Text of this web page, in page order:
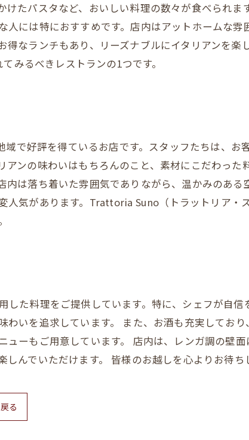
たパスタなど、おいしい料理の数々が食べられま
には特におすすめです。店内はアットホームな雰
なランチもあり、リーズナブルにイタリアンを楽
みるべきレストランの1つです。
で好評を得ているお店です。スタッフたちは、お
ンの味わいはもちろんのこと、素材にこだわった
は落ち着いた雰囲気でありながら、温かみのある
気があります。Trattoria Suno（トラットリア・
た料理をご提供しています。特に、シェフが自信
いを追求しています。 また、お酒も充実しており
ーもご用意しています。 店内は、レンガ調の壁
んでいただけます。 皆様のお越しを心よりお待ち
る